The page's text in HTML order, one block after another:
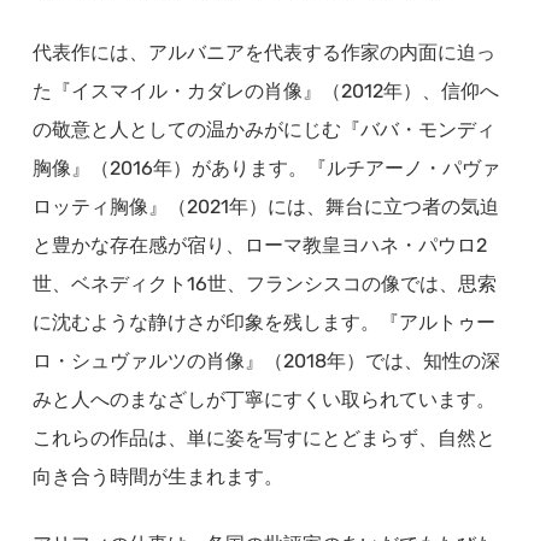
代表作には、アルバニアを代表する作家の内面に迫っ
た『イスマイル・カダレの肖像』（2012年）、信仰へ
の敬意と人としての温かみがにじむ『ババ・モンディ
胸像』（2016年）があります。『ルチアーノ・パヴァ
ロッティ胸像』（2021年）には、舞台に立つ者の気迫
と豊かな存在感が宿り、ローマ教皇ヨハネ・パウロ2
世、ベネディクト16世、フランシスコの像では、思索
に沈むような静けさが印象を残します。『アルトゥー
ロ・シュヴァルツの肖像』（2018年）では、知性の深
みと人へのまなざしが丁寧にすくい取られています。
これらの作品は、単に姿を写すにとどまらず、自然と
向き合う時間が生まれます。